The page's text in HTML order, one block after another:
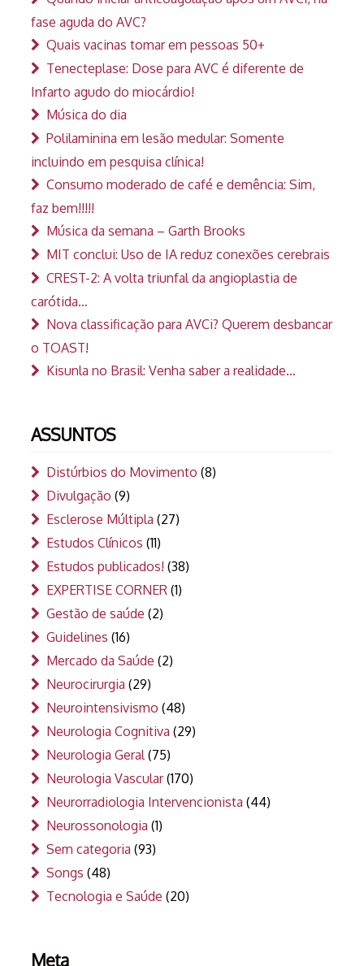
fase aguda do AVC?
Quais vacinas tomar em pessoas 50+
Tenecteplase: Dose para AVC é diferente de
Infarto agudo do miocárdio!
Música do dia
Polilaminina em lesão medular: Somente
incluindo em pesquisa clínica!
Consumo moderado de café e demência: Sim,
faz bem!!!!!
Música da semana – Garth Brooks
MIT conclui: Uso de IA reduz conexões cerebrais
CREST-2: A volta triunfal da angioplastia de
carótida…
Nova classificação para AVCi? Querem desbancar
o TOAST!
Kisunla no Brasil: Venha saber a realidade…
ASSUNTOS
Distúrbios do Movimento (8)
Divulgação (9)
Esclerose Múltipla (27)
Estudos Clínicos (11)
Estudos publicados! (38)
EXPERTISE CORNER (1)
Gestão de saúde (2)
Guidelines (16)
Mercado da Saúde (2)
Neurocirurgia (29)
Neurointensivismo (48)
Neurologia Cognitiva (29)
Neurologia Geral (75)
Neurologia Vascular(170)
Neurorradiologia Intervencionista (44)
Neurossonologia (1)
Sem categoria (93)
Songs (48)
Tecnologia e Saúde (20)
Meta